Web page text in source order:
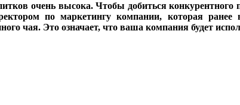
очень высока. Чтобы добиться
по маркетингу компании, которая
чая. Это означает, что ваша компания будет